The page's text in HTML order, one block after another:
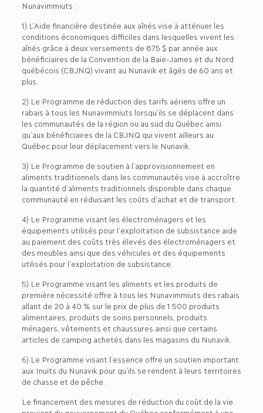
Nunavimmiuts :
1) L’Aide financière destinée aux aînés vise à atténuer les
conditions économiques difficiles dans lesquelles vivent les
aînés grâce à deux versements de 875 $ par année aux
bénéficiaires de la Convention de la Baie-James et du Nord
québécois (CBJNQ) vivant au Nunavik et âgés de 60 ans et
plus.
2) Le Programme de réduction des tarifs aériens offre un
rabais à tous les Nunavimmiuts lorsqu’ils se déplacent dans
les communautés de la région ou au sud du Québec ainsi
qu’aux bénéficiaires de la CBJNQ qui vivent ailleurs au
Québec pour leur déplacement vers le Nunavik.
3) Le Programme de soutien à l’approvisionnement en
aliments traditionnels dans les communautés vise à accroître
la quantité d’aliments traditionnels disponible dans chaque
communauté en réduisant les coûts d’achat et de transport.
4) Le Programme visant les électroménagers et les
équipements utilisés pour l’exploitation de subsistance aide
au paiement des coûts très élevés des électroménagers et
des meubles ainsi que des véhicules et des équipements
utilisés pour l’exploitation de subsistance.
5) Le Programme visant les aliments et les produits de
première nécessité offre à tous les Nunavimmiuts des rabais
allant de 20 à 40 % sur le prix de plus de 1 500 produits
alimentaires, produits de soins personnels, produits
ménagers, vêtements et chaussures ainsi que certains
articles de camping achetés dans les magasins du Nunavik.
6) Le Programme visant l’essence offre un soutien important
aux Inuits du Nunavik pour qu’ils se rendent à leurs territoires
de chasse et de pêche.
Le financement des mesures de réduction du coût de la vie